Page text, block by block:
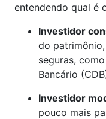
entendendo qual é
Investidor
do
seguras,
Bancário
Investidor
pouco mais